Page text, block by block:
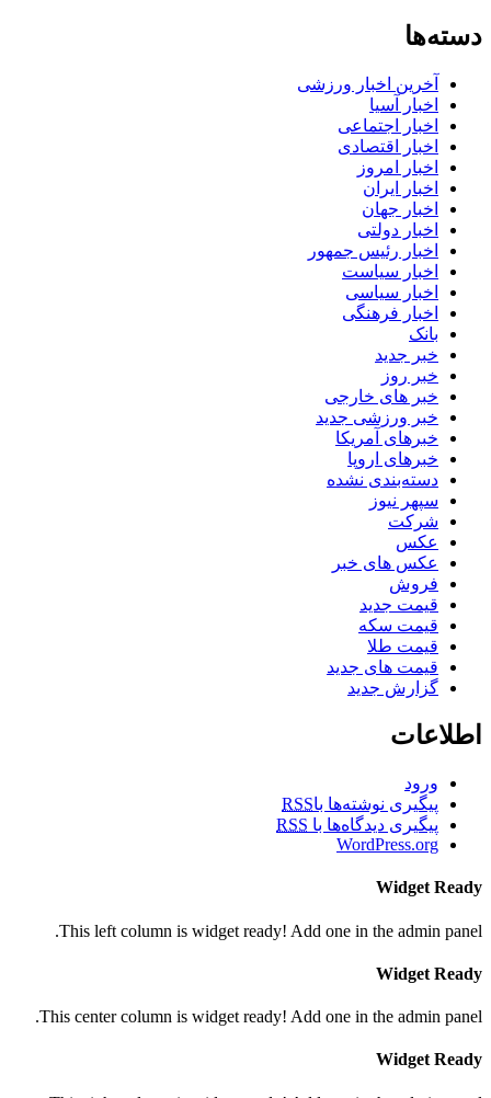
دسته‌ها
آخرین اخبار ورزشی
اخبار آسیا
اخبار اجتماعی
اخبار اقتصادی
اخبار امروز
اخبار ایران
اخبار جهان
اخبار دولتی
اخبار رئیس جمهور
اخبار سیاست
اخبار سیاسی
اخبار فرهنگی
بانک
خبر جدید
خبر روز
خبر های خارجی
خبر ورزشی جدید
خبرهای آمریکا
خبرهای اروپا
دسته‌بندی نشده
سپهر نیوز
شرکت
عکس
عکس های خبر
فروش
قیمت جدید
قیمت سکه
قیمت طلا
قیمت های جدید
گزارش جدید
اطلاعات
ورود
پیگیری نوشته‌ها باRSS
پیگیری دیدگاه‌ها با RSS
WordPress.org
Widget Ready
This left column is widget ready! Add one in the admin panel.
Widget Ready
This center column is widget ready! Add one in the admin panel.
Widget Ready